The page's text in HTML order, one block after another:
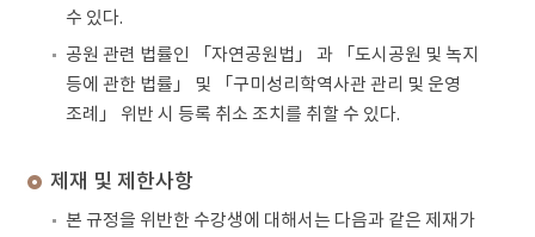
수 있다.
공원 관련 법률인 「자연공원법」 과 「도시공원 및 녹지
등에 관한 법률」 및 「구미성리학역사관 관리 및 운영
조례」 위반 시 등록 취소 조치를 취할 수 있다.
제재 및 제한사항
본 규정을 위반한 수강생에 대해서는 다음과 같은 제재가